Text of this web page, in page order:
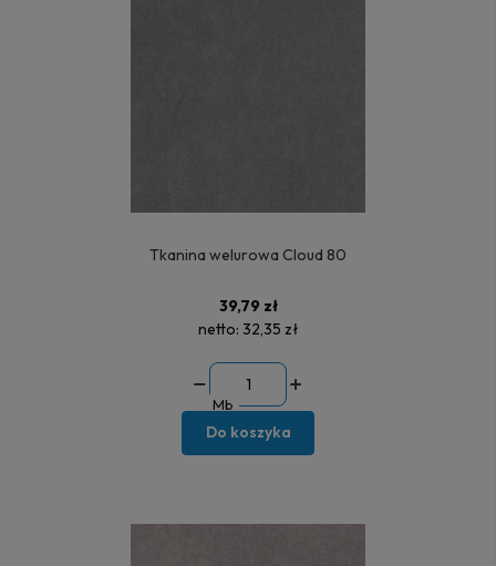
Tkanina welurowa Cloud 80
39,79 zł
netto: 32,35 zł
Mb
Do koszyka